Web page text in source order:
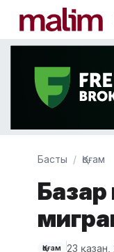
Басты Қоғам
Қоғам 23 қазан,